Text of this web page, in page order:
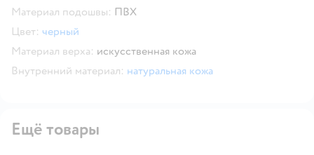
Материал подошвы: ПВХ
Цвет: черный
Материал верха: искусственная кожа
Внутренний материал: натуральная кожа
Ещё товары